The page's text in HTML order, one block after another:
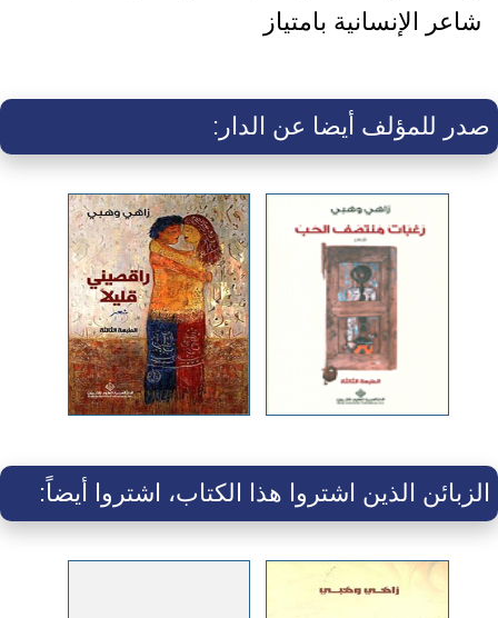
شاعر الإنسانية بامتياز
صدر للمؤلف أيضا عن الدار:
الزبائن الذين اشتروا هذا الكتاب، اشتروا أيضاً: